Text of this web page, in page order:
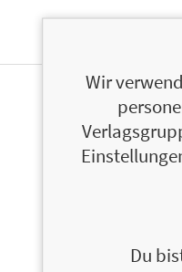
ÜBER
Wir
Du